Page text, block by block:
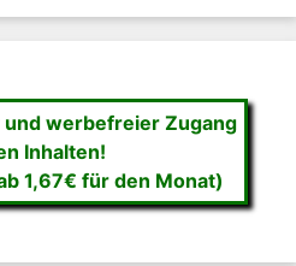
werbefreier Zugang
Inhalten!
1,67€ für den Monat)